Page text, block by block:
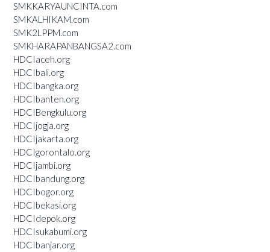
SMKKARYAUNCINTA.com
SMKALHIKAM.com
SMK2LPPM.com
SMKHARAPANBANGSA2.com
HDCIaceh.org
HDCIbali.org
HDCIbangka.org
HDCIbanten.org
HDCIBengkulu.org
HDCIjogja.org
HDCIjakarta.org
HDCIgorontalo.org
HDCIjambi.org
HDCIbandung.org
HDCIbogor.org
HDCIbekasi.org
HDCIdepok.org
HDCIsukabumi.org
HDCIbanjar.org